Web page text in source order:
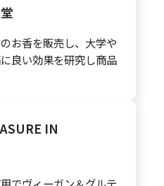
お香を販売し、大学や
良い効果を研究し商品
IN